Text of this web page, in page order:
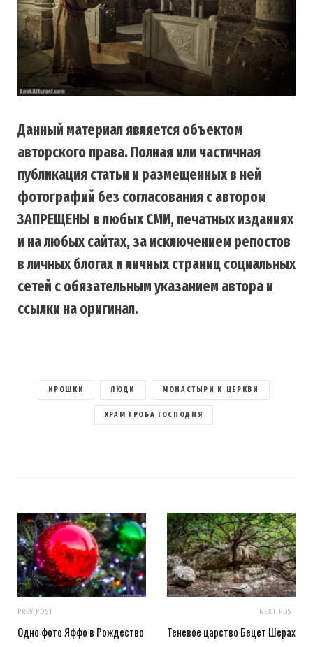
Данный материал является объектом
авторского права. Полная или частичная
публикация статьи и размещенных в ней
фотографий без согласования с автором
ЗАПРЕЩЕНЫ в любых СМИ, печатных изданиях
и на любых сайтах, за исключением репостов
в личных блогах и личных страниц социальных
сетей с обязательным указанием автора и
ссылки на оригинал.
КРОШКИ ЛЮДИ МОНАСТЫРИ И ЦЕРКВИ
ХРАМ ГРОБА ГОСПОДНЯ
PREV POST
Одно фото Яффо в Рождество
NEXT POST
Теневое царство Бецет Шерах